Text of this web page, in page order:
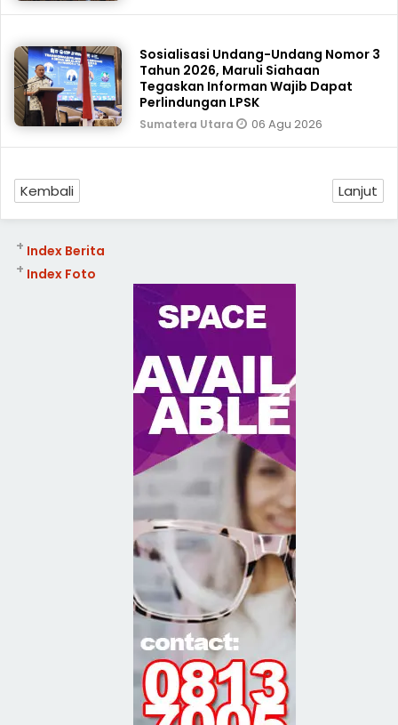
Sosialisasi Undang-Undang Nomor 3
Tahun 2026, Maruli Siahaan
Tegaskan Informan Wajib Dapat
Perlindungan LPSK
Sumatera Utara 06 Agu 2026
Kembali Lanjut
Index Berita
+
Index Foto
+